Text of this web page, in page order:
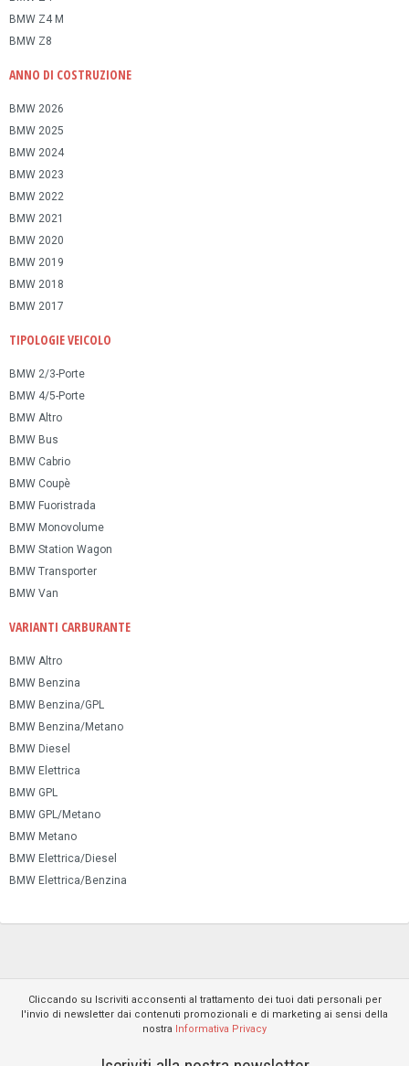
BMW Z4 M
BMW Z8
ANNO DI COSTRUZIONE
BMW 2026
BMW 2025
BMW 2024
BMW 2023
BMW 2022
BMW 2021
BMW 2020
BMW 2019
BMW 2018
BMW 2017
TIPOLOGIE VEICOLO
BMW 2/3-Porte
BMW 4/5-Porte
BMW Altro
BMW Bus
BMW Cabrio
BMW Coupè
BMW Fuoristrada
BMW Monovolume
BMW Station Wagon
BMW Transporter
BMW Van
VARIANTI CARBURANTE
BMW Altro
BMW Benzina
BMW Benzina/GPL
BMW Benzina/Metano
BMW Diesel
BMW Elettrica
BMW GPL
BMW GPL/Metano
BMW Metano
BMW Elettrica/Diesel
BMW Elettrica/Benzina
Cliccando su Iscriviti acconsenti al trattamento dei tuoi dati personali per
l'invio di newsletter dai contenuti promozionali e di marketing ai sensi della
nostra
Informativa Privacy